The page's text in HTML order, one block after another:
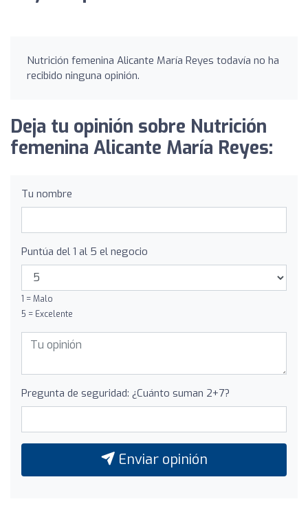
Nutrición femenina Alicante María Reyes todavía no ha
recibido ninguna opinión.
Deja tu opinión sobre Nutrición
femenina Alicante María Reyes:
Tu nombre
Puntúa del 1 al 5 el negocio
1 = Malo
5 = Excelente
Pregunta de seguridad: ¿Cuánto suman 2+7?
Enviar opinión